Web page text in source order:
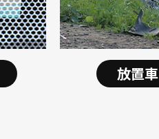
放置車